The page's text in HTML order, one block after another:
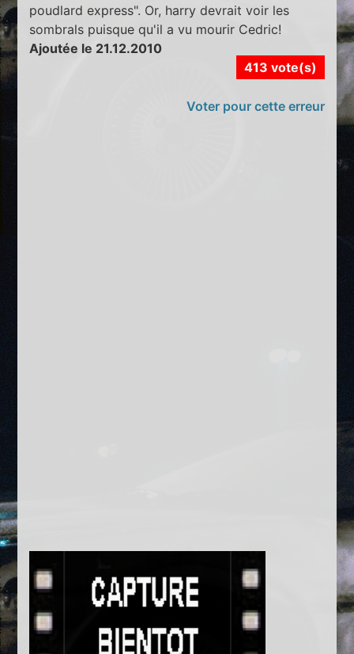
poudlard express". Or, harry devrait voir les
sombrals puisque qu'il a vu mourir Cedric!
Ajoutée le 21.12.2010
413 vote(s)
Voter pour cette erreur